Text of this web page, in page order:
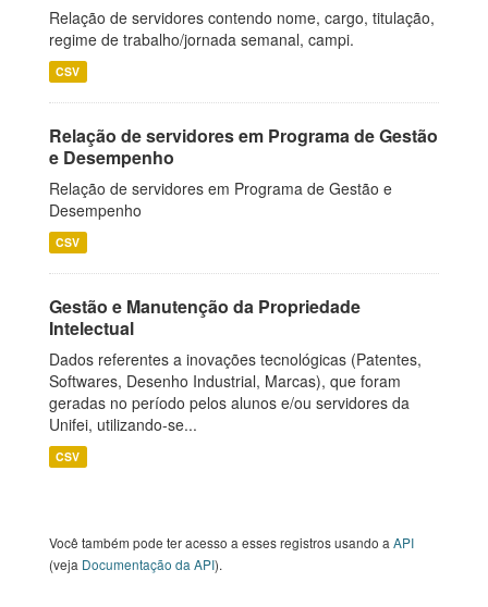
Relação de servidores contendo nome, cargo, titulação,
regime de trabalho/jornada semanal, campi.
CSV
Relação de servidores em Programa de Gestão
e Desempenho
Relação de servidores em Programa de Gestão e
Desempenho
CSV
Gestão e Manutenção da Propriedade
Intelectual
Dados referentes a inovações tecnológicas (Patentes,
Softwares, Desenho Industrial, Marcas), que foram
geradas no período pelos alunos e/ou servidores da
Unifei, utilizando-se...
CSV
Você também pode ter acesso a esses registros usando a API
(veja Documentação da API).